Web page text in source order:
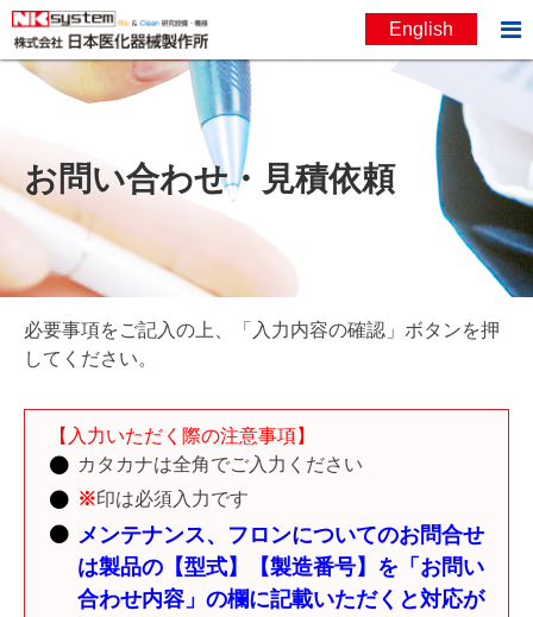
English
English 
お問い合わせ・見積依頼
必要事項をご記入の上、「入力内容の確認」ボタンを押
してください。
【入力いただく際の注意事項】
カタカナは全角でご入力ください
※印は必須入力です
メンテナンス、フロンについてのお問合せ
は製品の【型式】【製造番号】を「お問い
合わせ内容」の欄に記載いただくと対応が